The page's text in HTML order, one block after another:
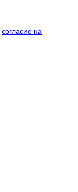
согласие на